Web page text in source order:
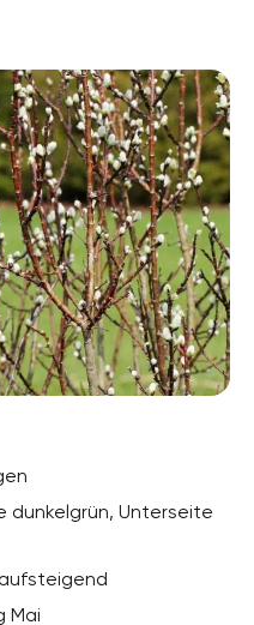
dunkelgrün, Unterseite
Mai